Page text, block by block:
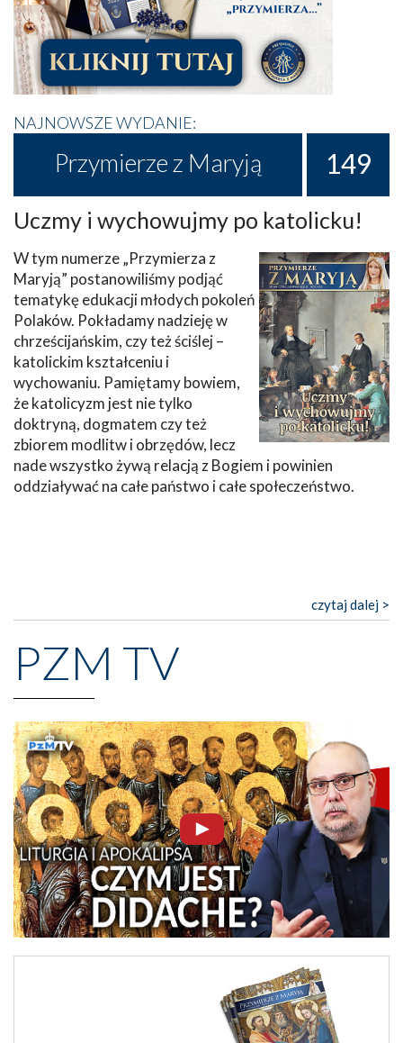
NAJNOWSZE WYDANIE:
Przymierze z Maryją 149
Uczmy i wychowujmy po katolicku!
W tym numerze „Przymierza z
Maryją” postanowiliśmy podjąć
tematykę edukacji młodych pokoleń
Polaków. Pokładamy nadzieję w
chrześcijańskim, czy też ściślej –
katolickim kształceniu i
wychowaniu. Pamiętamy bowiem,
że katolicyzm jest nie tylko
doktryną, dogmatem czy też
zbiorem modlitw i obrzędów, lecz
nade wszystko żywą relacją z Bogiem i powinien
oddziaływać na całe państwo i całe społeczeństwo.
czytaj dalej >
PZM TV